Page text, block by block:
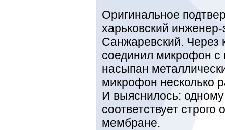
Оригинальное
харьковский
Санжаревский. Через
соединил микрофон
насыпан
микрофон несколько
И выяснилось:
соответствует
мембране.